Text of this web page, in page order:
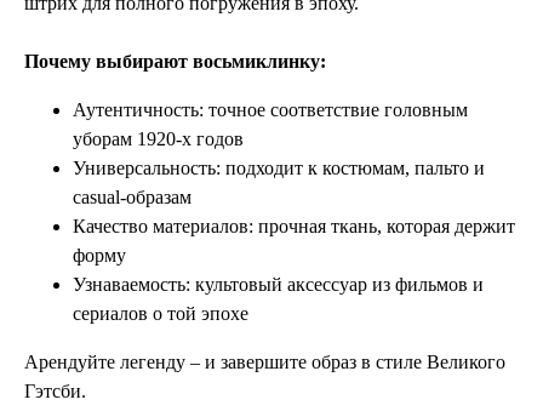
Почему выбирают восьмиклинку:
Аутентичность: точное соответствие головным
уборам 1920-х годов
Универсальность: подходит к костюмам, пальто и
casual-образам
Качество материалов: прочная ткань, которая держит
форму
Узнаваемость: культовый аксессуар из фильмов и
сериалов о той эпохе
Арендуйте легенду – и завершите образ в стиле Великого
Гэтсби.